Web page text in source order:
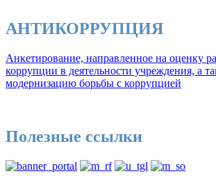
АНТИКОРРУПЦИЯ
Анкетирование, направленное на оценку
коррупции в деятельности учреждения, а
модернизацию борьбы с коррупцией
Полезные ссылки